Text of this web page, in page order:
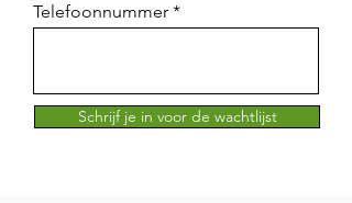
Telefoonnummer
Schrijf je in voor de wachtlijst